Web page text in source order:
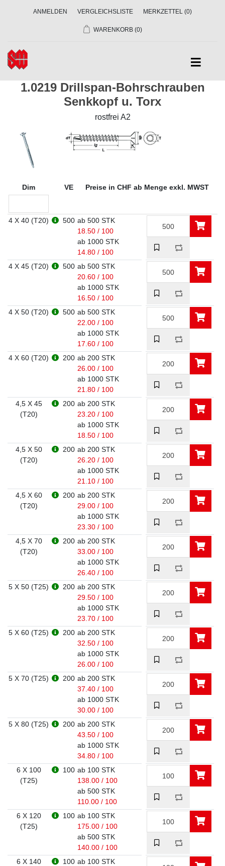
ANMELDEN VERGLEICHSLISTE MERKZETTEL (0)
WARENKORB (0)
1.0219 Drillspan-Bohrschrauben
Senkkopf u. Torx
rostfrei A2
Dim VE Preise in CHF ab Menge exkl. MWST
4 X 40 (T20) 500 ab 500 STK
18.50 / 100
ab 1000 STK
14.80 / 100
4 X 45 (T20)
500 ab 500 STK
20.60 / 100
ab 1000 STK
16.50 / 100
4 X 50 (T20)
500 ab 500 STK
22.00 / 100
ab 1000 STK
17.60 / 100
4 X 60 (T20)
200 ab 200 STK
26.00 / 100
ab 1000 STK
21.80 / 100
4,5 X 45
(T20)
200 ab 200 STK
23.20 / 100
ab 1000 STK
18.50 / 100
4,5 X 50
(T20)
200 ab 200 STK
26.20 / 100
ab 1000 STK
21.10 / 100
4,5 X 60
(T20)
200 ab 200 STK
29.00 / 100
ab 1000 STK
23.30 / 100
4,5 X 70
(T20)
200 ab 200 STK
33.00 / 100
ab 1000 STK
26.40 / 100
5 X 50 (T25)
200 ab 200 STK
29.50 / 100
ab 1000 STK
23.70 / 100
5 X 60 (T25)
200 ab 200 STK
32.50 / 100
ab 1000 STK
26.00 / 100
5 X 70 (T25)
200 ab 200 STK
37.40 / 100
ab 1000 STK
30.00 / 100
5 X 80 (T25)
200 ab 200 STK
43.50 / 100
ab 1000 STK
34.80 / 100
6 X 100
(T25)
100 ab 100 STK
138.00 / 100
ab 500 STK
110.00 / 100
6 X 120
(T25)
100 ab 100 STK
175.00 / 100
ab 500 STK
140.00 / 100
6 X 140
100 ab 100 STK